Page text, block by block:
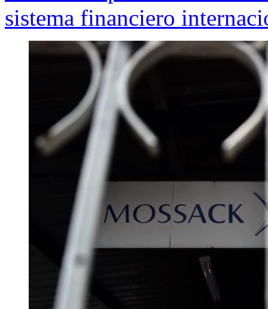
sistema financiero